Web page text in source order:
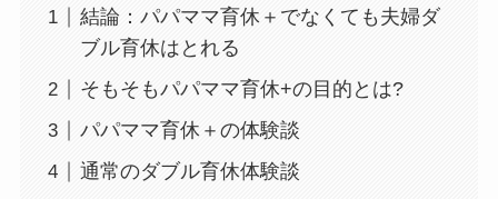
結論：パパママ育休＋でなくても夫婦ダ
ブル育休はとれる
そもそもパパママ育休+の目的とは?
パパママ育休＋の体験談
通常のダブル育休体験談